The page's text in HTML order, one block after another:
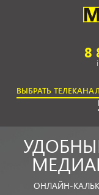
8
ОНЛАЙН-
ВЫБРАТЬ ТЕЛЕКАНАЛ